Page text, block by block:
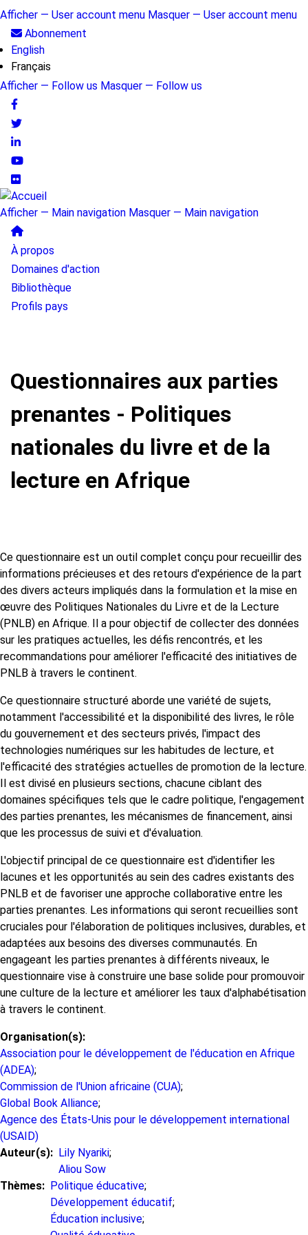
Aller
contenu
principal
User
account
menu
Afficher — User account menu Masquer — User account menu
Abonnement
English
Français
Follow
us
Afficher — Follow us Masquer — Follow us
Main
navigation
Afficher — Main navigation Masquer — Main navigation
À propos
Domaines d'action
Bibliothèque
Profils pays
Questionnaires aux parties
prenantes - Politiques
nationales du livre et de la
lecture en Afrique
Ce questionnaire est un outil complet conçu pour recueillir des
informations précieuses et des retours d'expérience de la part
des divers acteurs impliqués dans la formulation et la mise en
œuvre des Politiques Nationales du Livre et de la Lecture
(PNLB) en Afrique. Il a pour objectif de collecter des données
sur les pratiques actuelles, les défis rencontrés, et les
recommandations pour améliorer l'efficacité des initiatives de
PNLB à travers le continent.
Ce questionnaire structuré aborde une variété de sujets,
notamment l'accessibilité et la disponibilité des livres, le rôle
du gouvernement et des secteurs privés, l'impact des
technologies numériques sur les habitudes de lecture, et
l'efficacité des stratégies actuelles de promotion de la lecture.
Il est divisé en plusieurs sections, chacune ciblant des
domaines spécifiques tels que le cadre politique, l'engagement
des parties prenantes, les mécanismes de financement, ainsi
que les processus de suivi et d'évaluation.
L'objectif principal de ce questionnaire est d'identifier les
lacunes et les opportunités au sein des cadres existants des
PNLB et de favoriser une approche collaborative entre les
parties prenantes. Les informations qui seront recueillies sont
cruciales pour l'élaboration de politiques inclusives, durables, et
adaptées aux besoins des diverses communautés. En
engageant les parties prenantes à différents niveaux, le
questionnaire vise à construire une base solide pour promouvoir
une culture de la lecture et améliorer les taux d'alphabétisation
à travers le continent.
Organisation(s)
Association pour le développement de l'éducation en Afrique
(ADEA);
Commission de l'Union africaine (CUA);
Global Book Alliance;
Agence des États-Unis pour le développement international
(USAID)
Auteur(s)
Lily Nyariki;
Aliou Sow
Thèmes
Politique éducative;
Développement éducatif;
Éducation inclusive;